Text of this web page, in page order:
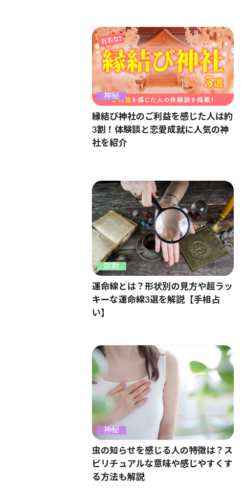
神秘
縁結び神社のご利益を感じた人は約
3割！体験談と恋愛成就に人気の神
社を紹介
診断
運命線とは？形状別の見方や超ラッ
キーな運命線3選を解説【手相占
い】
神秘
虫の知らせを感じる人の特徴は？ス
ピリチュアルな意味や感じやすくす
る方法も解説